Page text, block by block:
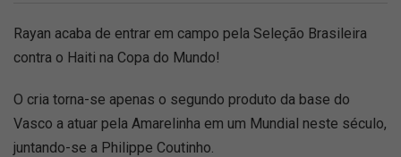
Rayan acaba de entrar em campo pela Seleção Brasileira
contra o Haiti na Copa do Mundo!
O cria torna-se apenas o segundo produto da base do
Vasco a atuar pela Amarelinha em um Mundial neste século,
juntando-se a Philippe Coutinho.